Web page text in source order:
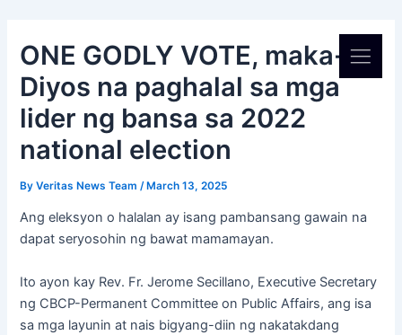
content
ONE GODLY VOTE, maka-
Diyos na paghalal sa mga
lider ng bansa sa 2022
national election
ByVeritas News Team /March 13, 2025
Ang eleksyon o halalan ay isang pambansang gawain na
dapat seryosohin ng bawat mamamayan.
Ito ayon kay Rev. Fr. Jerome Secillano, Executive Secretary
ng CBCP-Permanent Committee on Public Affairs, ang isa
sa mga layunin at nais bigyang-diin ng nakatakdang